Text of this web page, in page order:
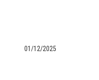
01/12/2025